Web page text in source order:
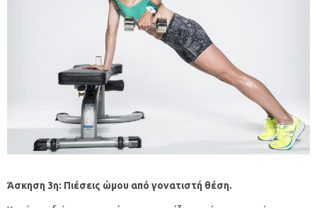
Άσκηση 3η: Πιέσεις ώμου από γονατιστή θέση.